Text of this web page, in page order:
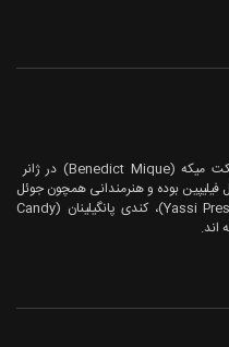
فیلم "در محاصره" (2025) به کارگردانی بندیکت میکه (Benedict Mique) در ژانر
بوده و هنرمندانی همچون جوئل
توره (Joel Torre)، یاسی پرس من (Yassi Pressman)، کندی پانگیلینان (Candy